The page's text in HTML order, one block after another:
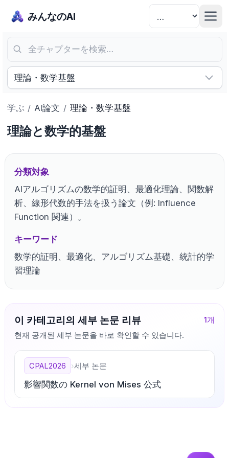
みんなのAI
全チャプターを検索…
理論・数学基盤
学ぶ / AI論文 / 理論・数学基盤
理論と数学的基盤
分類対象
AIアルゴリズムの数学的証明、最適化理論、関数解
析、線形代数的手法を扱う論文（例: Influence
Function 関連）。
キーワード
数学的証明、最適化、アルゴリズム基礎、統計的学
習理論
이 카테고리의 세부 논문 리뷰 1개
현재 공개된 세부 논문을 바로 확인할 수 있습니다.
CPAL2026 ›세부 논문
影響関数の Kernel von Mises 公式